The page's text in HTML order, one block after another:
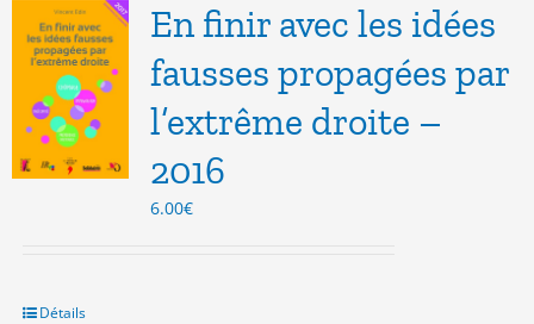
En finir avec les idées
fausses propagées par
l’extrême droite –
2016
6.00€
Détails